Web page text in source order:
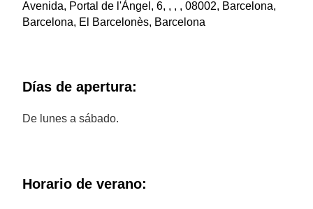
Avenida, Portal de l'Àngel, 6, , , , 08002, Barcelona,
Barcelona, El Barcelonès, Barcelona
Días de apertura:
De lunes a sábado.
Horario de verano: